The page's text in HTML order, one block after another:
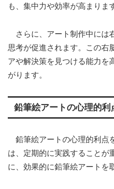
も、集中力や効率が高まりま
さらに、アート制作中には
思考が促進されます。この右
アや解決策を見つける能力を
がります。
鉛筆絵アートの心理的利
鉛筆絵アートの心理的利点
は、定期的に実践することが
に、効果的に鉛筆絵アートを